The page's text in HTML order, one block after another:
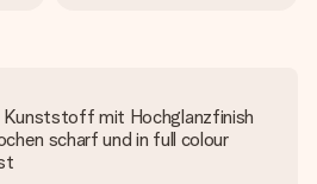
mit Hochglanzfinish
scharf und in full colour